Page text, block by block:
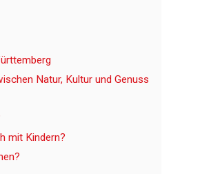
Natur, Kultur und Genuss
mit Kindern?